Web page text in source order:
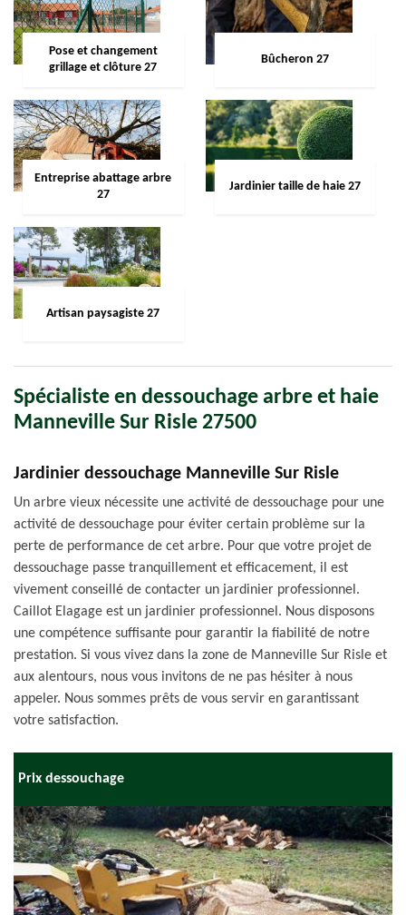
Pose et changement
grillage et clôture 27
Bûcheron 27
Entreprise abattage arbre
27
Jardinier taille de haie 27
Artisan paysagiste 27
Spécialiste en dessouchage arbre et haie
Manneville Sur Risle 27500
Jardinier dessouchage Manneville Sur Risle
Un arbre vieux nécessite une activité de dessouchage pour une
activité de dessouchage pour éviter certain problème sur la
perte de performance de cet arbre. Pour que votre projet de
dessouchage passe tranquillement et efficacement, il est
vivement conseillé de contacter un jardinier professionnel.
Caillot Elagage est un jardinier professionnel. Nous disposons
une compétence suffisante pour garantir la fiabilité de notre
prestation. Si vous vivez dans la zone de Manneville Sur Risle et
aux alentours, nous vous invitons de ne pas hésiter à nous
appeler. Nous sommes prêts de vous servir en garantissant
votre satisfaction.
Prix dessouchage